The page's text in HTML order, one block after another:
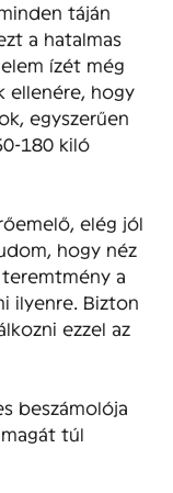
táján
a hatalmas
ízét még
ellenére, hogy
egyszerűen
180 kiló
elég jól
hogy néz
a
ilyenre. Bizton
ezzel az
beszámolója
túl